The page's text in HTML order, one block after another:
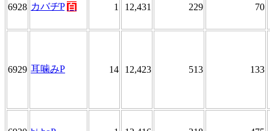
6928 カバヂP 百 1 12,431 229 70
6929 耳噛みP 14 12,423 513 133